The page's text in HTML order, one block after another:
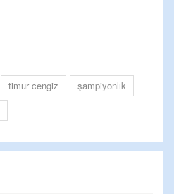
timur cengiz
şampiyonlık